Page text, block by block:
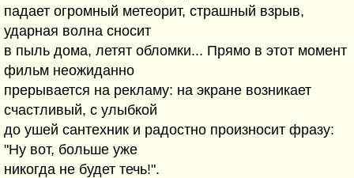
падает огромный метеорит, страшный взрыв,
ударная волна сносит
в пыль дома, летят обломки... Прямо в этот момент
фильм неожиданно
прерывается на рекламу: на экране возникает
счастливый, с улыбкой
до ушей сантехник и радостно произносит фразу:
"Ну вот, больше уже
никогда не будет течь!".